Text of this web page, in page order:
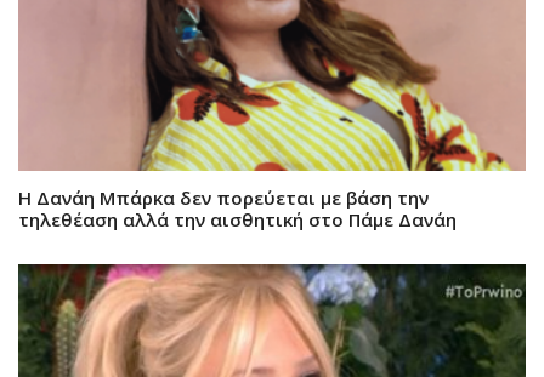
Η Δανάη Μπάρκα δεν πορεύεται με βάση την
τηλεθέαση αλλά την αισθητική στο Πάμε Δανάη